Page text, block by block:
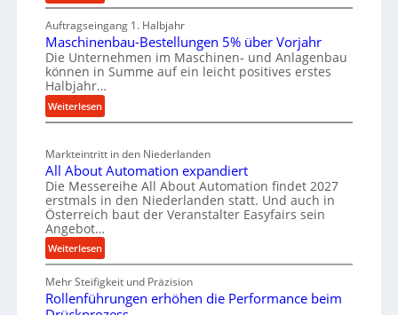
e
n
k
z
e
a
u
p
r
e
s
s
h
e
W
s
h
a
f
t
i
g
t
M
a
t
e
r
i
a
l
e
r
s
o
g
u
n
g
e
Auftragseingang 1. Halbjahr
Maschinenbau-Bestellungen 5% über Vorjahr
Die Unternehmen im Maschinen- und Anlagenbau
können in Summe auf ein leicht positives erstes
Halbjahr…
Weiterlesen:
M
s
c
h
i
n
e
n
a
u
Markteintritt in den Niederlanden
All About Automation expandiert
Die Messereihe All About Automation findet 2027
erstmals in den Niederlanden statt. Und auch in
Österreich baut der Veranstalter Easyfairs sein
Angebot…
Weiterlesen:
A
l
l
Mehr Steifigkeit und Präzision
Rollenführungen erhöhen die Performance beim